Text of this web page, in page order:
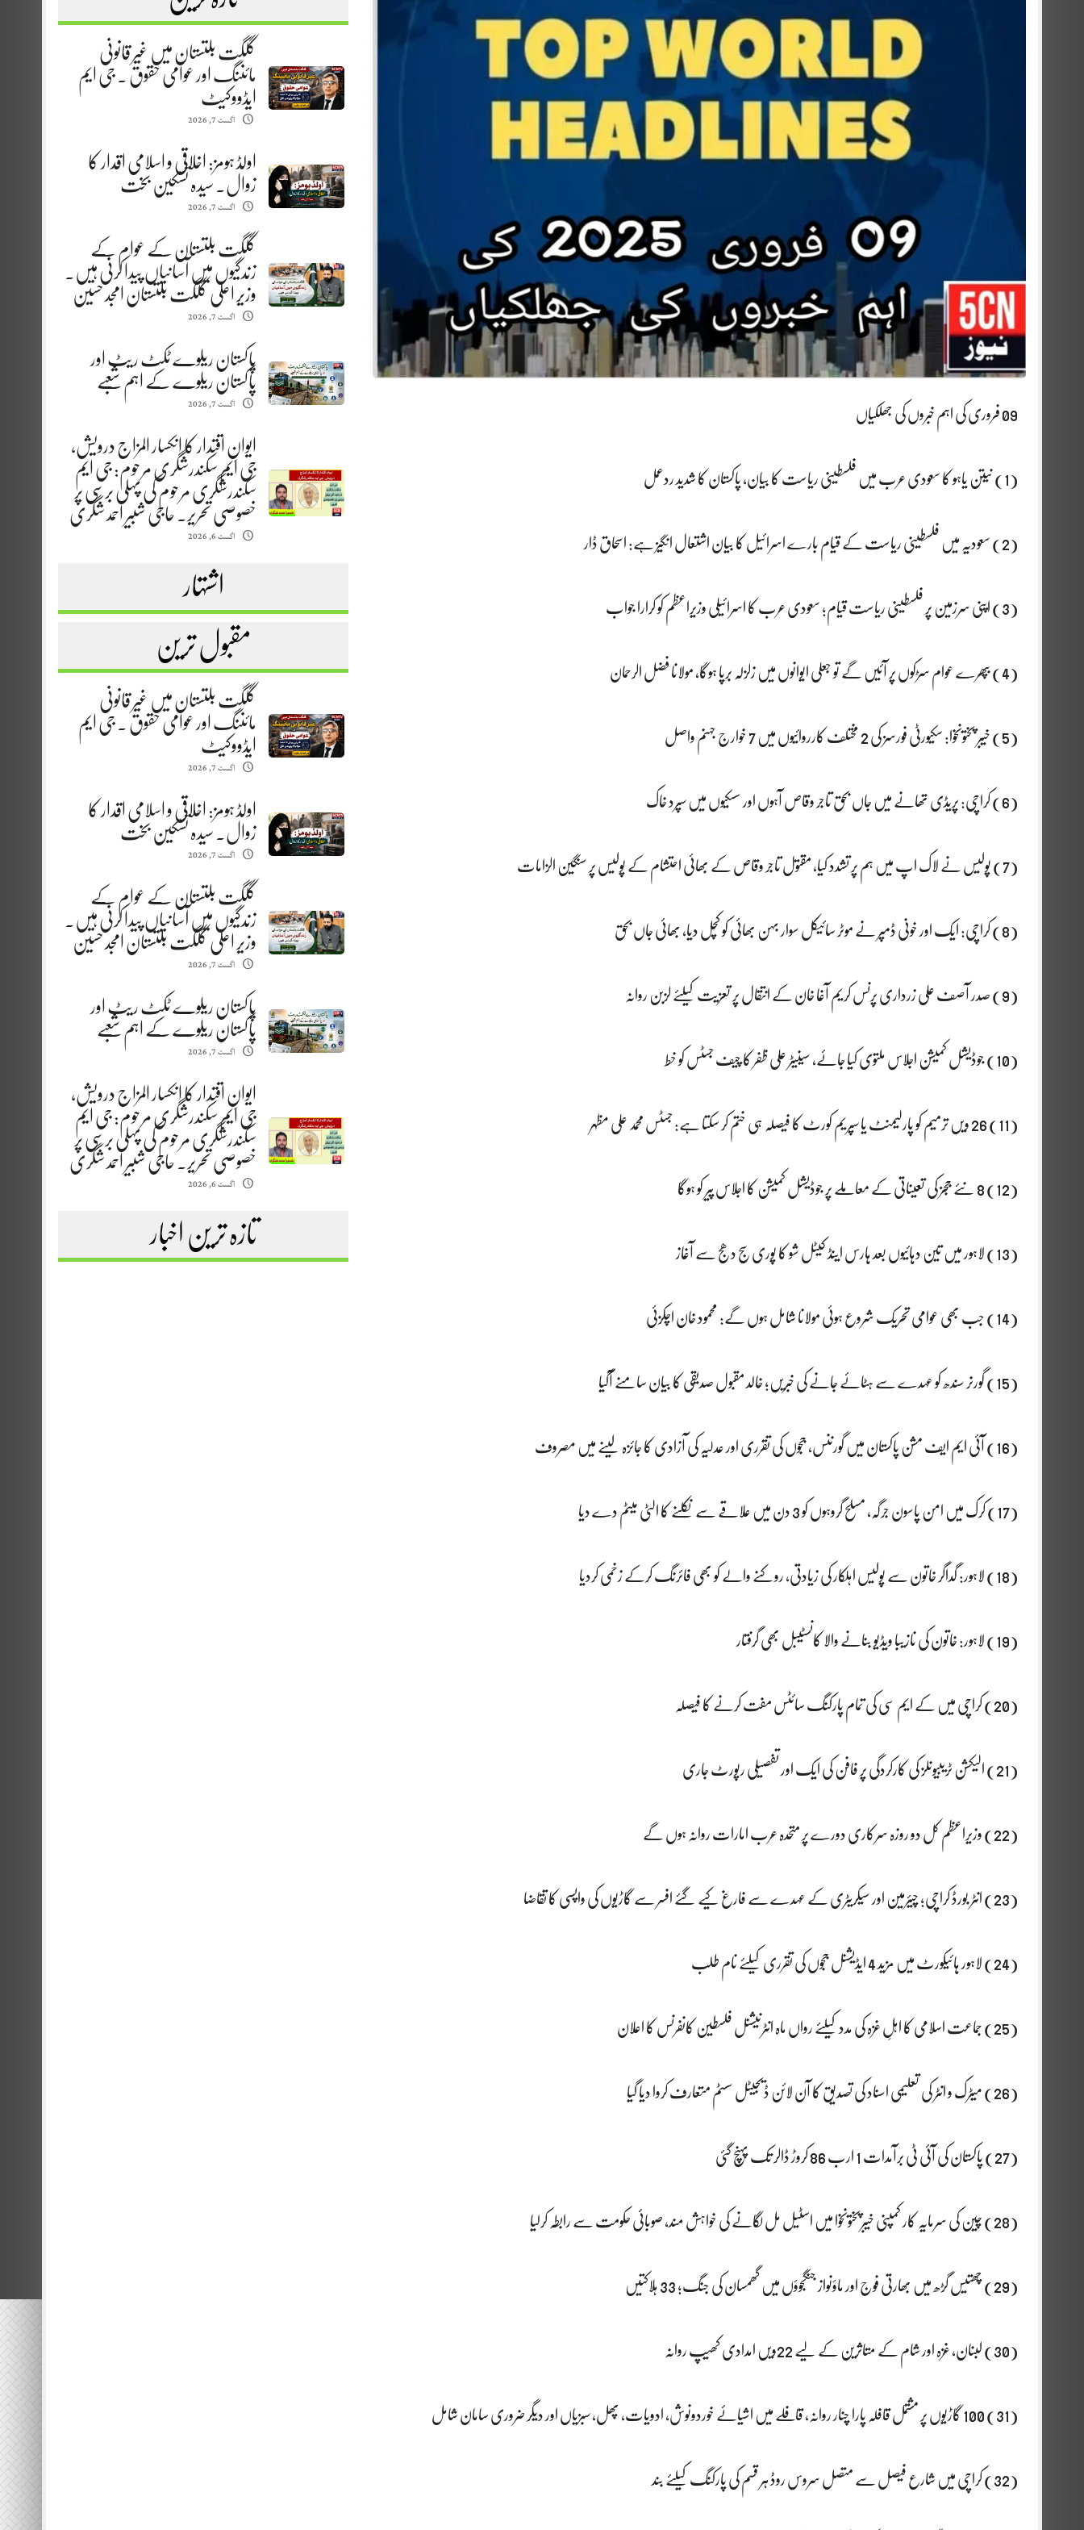
گلگت بلتستان میں غیر قانونی
مائننگ اور عوامی حقوق . جی ایم
ایڈووکیٹ
اگست 7, 2026
اولڈ ہومز: اخلاقی و اسلامی اقدار کا
زوال. سیدہ تسکین بخت
اگست 7, 2026
گلگت بلتستان کے عوام کے
زندگیوں میں آسانیاں پیدا کرنی ہیں.
وزیر اعلیٰ گلگت بلتستان امجد حسین
اگست 7, 2026
پاکستان ریلوے ٹکٹ ریٹ اور
پاکستان ریلوے کے اہم شعبے
اگست 7, 2026
ایوانِ اقتدار کا انکسار المزاج درویش،
جی ایم سکندرشگری مرحوم: جی ایم
سکندرشگری مرحوم کی پہلی برسی پر
خصوصی تحریر. حاجی شبیر احمد شگری
اگست 6, 2026
اشتہار
مقبول ترین
گلگت بلتستان میں غیر قانونی
مائننگ اور عوامی حقوق . جی ایم
ایڈووکیٹ
اگست 7, 2026
اولڈ ہومز: اخلاقی و اسلامی اقدار کا
زوال. سیدہ تسکین بخت
اگست 7, 2026
گلگت بلتستان کے عوام کے
زندگیوں میں آسانیاں پیدا کرنی ہیں.
وزیر اعلیٰ گلگت بلتستان امجد حسین
اگست 7, 2026
پاکستان ریلوے ٹکٹ ریٹ اور
پاکستان ریلوے کے اہم شعبے
اگست 7, 2026
ایوانِ اقتدار کا انکسار المزاج درویش،
جی ایم سکندرشگری مرحوم: جی ایم
سکندرشگری مرحوم کی پہلی برسی پر
خصوصی تحریر. حاجی شبیر احمد شگری
اگست 6, 2026
تازہ ترین اخبار
09 فروری کی اہم خبروں کی جھلکیاں
(1) نیتن یاہو کا سعودی عرب میں فلسطینی ریاست کا بیان، پاکستان کا شدید ردعمل
(2) سعودیہ میں فلسطینی ریاست کے قیام بارے اسرائیل کا بیان اشتعال انگیز ہے: اسحاق ڈار
(3) اپنی سرزمین پر فلسطینی ریاست قیام؛ سعودی عرب کا اسرائیلی وزیراعظم کو کرارا جواب
(4) بپھرے عوام سڑکوں پر آئیں گے تو جعلی ایوانوں میں زلزلہ برپا ہوگا، مولانا فضل الرحمان
(5) خیبر پختونخوا: سکیورٹی فورسز کی 2 مختلف کارروائیوں میں 7 خوارج جہنم واصل
(6) کراچی: پریڈی تھانے میں جاں بحق تاجر وقاص آہوں اور سسکیوں میں سپرد خاک
(7) پولیس نے لاک اپ میں ہم پر تشدد کیا، مقتول تاجر وقاص کے بھائی احتشام کے پولیس پر سنگین الزامات
(8) کراچی: ایک اور خونی ڈمپر نے موٹر سائیکل سوار بہن بھائی کو کچل دیا، بھائی جاں بحق
(9) صدر آصف علی زرداری پرنس کریم آغا خان کے انتقال پر تعزیت کیلئے لزبن روانہ
(10) جوڈیشل کمیشن اجلاس ملتوی کیا جائے، سینیٹر علی ظفر کا چیف جسٹس کو خط
(11) 26 ویں ترمیم کو پارلیمنٹ یا سپریم کورٹ کا فیصلہ ہی ختم کر سکتا ہے: جسٹس محمد علی مظہر
(12) 8 نئے ججز کی تعیناتی کے معاملے پر جوڈیشل کمیشن کا اجلاس پیر کو ہوگا
(13) لاہور میں تین دہائیوں بعد ہارس اینڈ کیٹل شو کا پوری سج دھج سے آغاز
(14) جب بھی عوامی تحریک شروع ہوئی مولانا شامل ہوں گے: محمود خان اچکزئی
(15) گورنر سندھ کو عہدے سے ہٹائے جانے کی خبریں؛ خالد مقبول صدیقی کا بیان سامنے آگیا
(16) آئی ایم ایف مشن پاکستان میں گورننس، ججوں کی تقرری اور عدلیہ کی آزادی کا جائزہ لینے میں مصروف
(17) کرک میں امن پاسون جرگہ، مسلح گروہوں کو 3 دن میں علاقے سے نکلنے کا الٹی میٹم دے دیا
(18) لاہور: گداگر خاتون سے پولیس اہلکار کی زیادتی، روکنے والے کو بھی فائرنگ کرکے زخمی کردیا
(19) لاہور: خاتون کی نازیبا ویڈیو بنانے والا کانسٹیبل بھی گرفتار
(20) کراچی میں کے ایم سی کی تمام پارکنگ سائٹس مفت کرنے کا فیصلہ
(21) الیکشن ٹریبیونلز کی کارکردگی پر فافن کی ایک اور تفصیلی رپورٹ جاری
(22) وزیراعظم کل دو روزہ سرکاری دورے پر متحدہ عرب امارات روانہ ہوں گے
(23) انٹر بورڈ کراچی؛ چیئرمین اور سیکریٹری کے عہدے سے فارغ کیے گئے افسر سے گاڑیوں کی واپسی کا تقاضا
(24) لاہور ہائیکورٹ میں مزید 4 ایڈیشنل ججوں کی تقرری کیلئے نام طلب
(25) جماعت اسلامی کا اہلِ غزہ کی مدد کیلئے رواں ماہ انٹرنیشنل فلسطین کانفرنس کا اعلان
(26) میٹرک و انٹر کی تعلیمی اسناد کی تصدیق کا آن لائن ڈیجیٹل سسٹم متعارف کروا دیا گیا
(27) پاکستان کی آئی ٹی برآمدات 1 ارب 86 کروڑ ڈالر تک پہنچ گئی
(28) چین کی سرمایہ کار کمپنی خیبرپختونخوا میں اسٹیل مل لگانے کی خواہش مند، صوبائی حکومت سے رابطہ کرلیا
(29) چھتیس گڑھ میں بھارتی فوج اور ماؤنواز جنگجوؤں میں گھمسان کی جنگ؛ 33 ہلاکتیں
(30) لبنان، غزہ اور شام کے متاثرین کے لیے 22ویں امدادی کھیپ روانہ
(31) 100 گاڑیوں پر مشتمل قافلہ پارا چنار روانہ، قافلے میں اشیائے خوردونوش، ادویات، پھل، سبزیاں اور دیگر ضروری سامان شامل
(32) کراچی میں شارع فیصل سے متصل سروس روڈ ہر قسم کی پارکنگ کیلئے بند